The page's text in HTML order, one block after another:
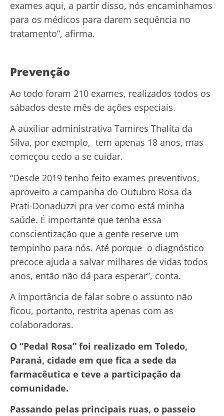
exames aqui, a partir disso, nós encaminhamos
para os médicos para darem sequência no
tratamento”, afirma.
Prevenção
Ao todo foram 210 exames, realizados todos os
sábados deste mês de ações especiais.
A auxiliar administrativa Tamires Thalita da
Silva, por exemplo, tem apenas 18 anos, mas
começou cedo a se cuidar.
“Desde 2019 tenho feito exames preventivos,
aproveito a campanha do Outubro Rosa da
Prati-Donaduzzi pra ver como está minha
saúde. É importante que tenha essa
conscientização que a gente reserve um
tempinho para nós. Até porque o diagnóstico
precoce ajuda a salvar milhares de vidas todos
anos, então não dá para esperar”, conta.
A importância de falar sobre o assunto não
ficou, portanto, restrita apenas com as
colaboradoras.
O “Pedal Rosa” foi realizado em Toledo,
Paraná, cidade em que fica a sede da
farmacêutica e teve a participação da
comunidade.
Passando pelas principais ruas, o passeio